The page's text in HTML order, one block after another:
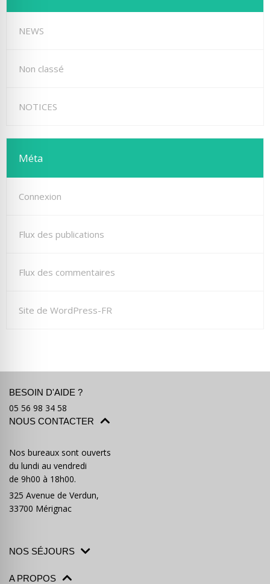
NEWS
Non classé
NOTICES
Méta
Connexion
Flux des publications
Flux des commentaires
Site de WordPress-FR
BESOIN D'AIDE ?
05 56 98 34 58
NOUS CONTACTER
Nos bureaux sont ouverts
du lundi au vendredi
de 9h00 à 18h00.
325 Avenue de Verdun,
33700 Mérignac
NOS SÉJOURS
A PROPOS